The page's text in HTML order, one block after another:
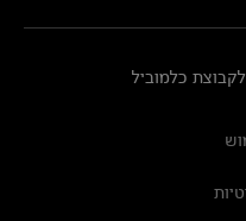
כלמוביל